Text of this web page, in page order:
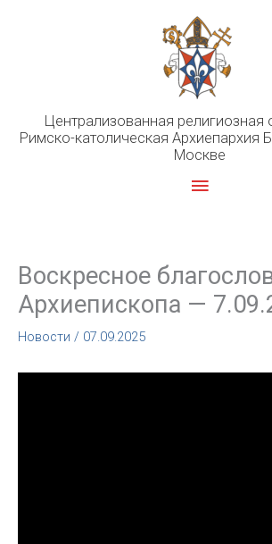
Централизованная религиозная
Римско-католическая Архиепархия
Москве
Главное
Воскресное
Архиепископа —
Новости / 07.09.2025